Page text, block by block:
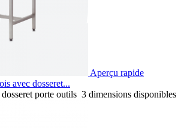
Aperçu rapide
avec dosseret...
porte outils 3 dimensions disponibles